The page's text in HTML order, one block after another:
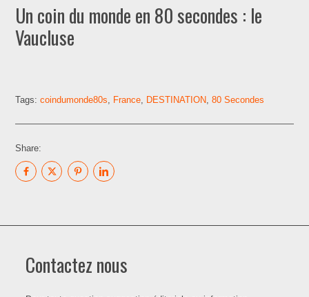
Un coin du monde en 80 secondes : le
Vaucluse
Tags:coindumonde80s France DESTINATION ,80 Secondes
Share:
Contactez nous